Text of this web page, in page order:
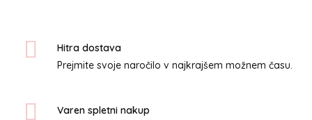
strani
Hitra dostava
Prejmite svoje naročilo v najkrajšem možnem času.
Varen spletni nakup